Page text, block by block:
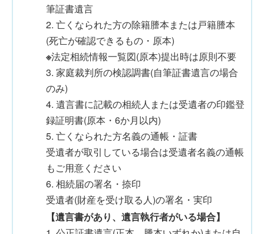
筆証書遺言
2. 亡くなられた方の除籍謄本または戸籍謄本
(死亡が確認できるもの・原本)
※法定相続情報一覧図(原本)提出時は原則不要
3. 家庭裁判所の検認調書(自筆証書遺言の場合
のみ)
4. 遺言書に記載の相続人または受遺者の印鑑登
録証明書(原本・6か月以内)
5. 亡くなられた方名義の通帳・証書
受遺者が取引している場合は受遺者名義の通帳
もご用意ください
6. 相続届の署名・捺印
受遺者(財産を受け取る人)の署名・実印
【遺言書があり、遺言執行者がいる場合】